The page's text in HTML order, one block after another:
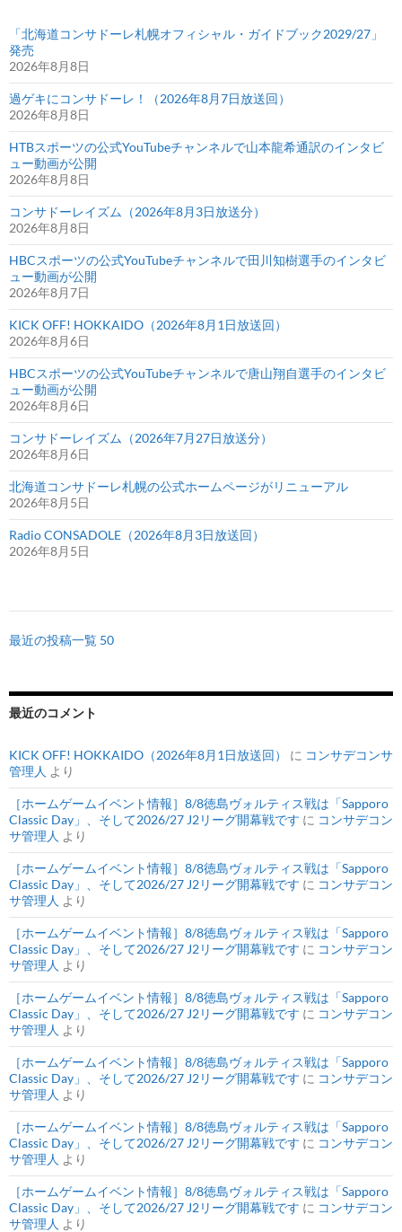
「北海道コンサドーレ札幌オフィシャル・ガイドブック2029/27」
発売
2026年8月8日
過ゲキにコンサドーレ！（2026年8月7日放送回）
2026年8月8日
HTBスポーツの公式YouTubeチャンネルで山本龍希通訳のインタビ
ュー動画が公開
2026年8月8日
コンサドーレイズム（2026年8月3日放送分）
2026年8月8日
HBCスポーツの公式YouTubeチャンネルで田川知樹選手のインタビ
ュー動画が公開
2026年8月7日
KICK OFF! HOKKAIDO（2026年8月1日放送回）
2026年8月6日
HBCスポーツの公式YouTubeチャンネルで唐山翔自選手のインタビ
ュー動画が公開
2026年8月6日
コンサドーレイズム（2026年7月27日放送分）
2026年8月6日
北海道コンサドーレ札幌の公式ホームページがリニューアル
2026年8月5日
Radio CONSADOLE（2026年8月3日放送回）
2026年8月5日
最近の投稿一覧 50
最近のコメント
KICK OFF! HOKKAIDO（2026年8月1日放送回） に コンサデコンサ
管理人 より
［ホームゲームイベント情報］8/8徳島ヴォルティス戦は「Sapporo
Classic Day」、そして2026/27 J2リーグ開幕戦です に コンサデコン
サ管理人 より
［ホームゲームイベント情報］8/8徳島ヴォルティス戦は「Sapporo
Classic Day」、そして2026/27 J2リーグ開幕戦です に コンサデコン
サ管理人 より
［ホームゲームイベント情報］8/8徳島ヴォルティス戦は「Sapporo
Classic Day」、そして2026/27 J2リーグ開幕戦です に コンサデコン
サ管理人 より
［ホームゲームイベント情報］8/8徳島ヴォルティス戦は「Sapporo
Classic Day」、そして2026/27 J2リーグ開幕戦です に コンサデコン
サ管理人 より
［ホームゲームイベント情報］8/8徳島ヴォルティス戦は「Sapporo
Classic Day」、そして2026/27 J2リーグ開幕戦です に コンサデコン
サ管理人 より
［ホームゲームイベント情報］8/8徳島ヴォルティス戦は「Sapporo
Classic Day」、そして2026/27 J2リーグ開幕戦です に コンサデコン
サ管理人 より
［ホームゲームイベント情報］8/8徳島ヴォルティス戦は「Sapporo
Classic Day」、そして2026/27 J2リーグ開幕戦です に コンサデコン
サ管理人 より